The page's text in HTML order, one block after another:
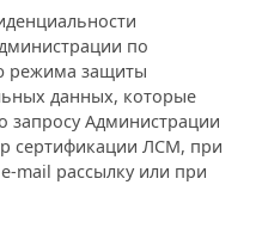
по
режима защиты
данных, которые
запросу Администрации
сертификации ЛСМ, при
mail рассылку или при